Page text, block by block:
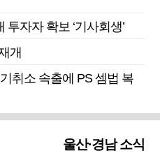
자자 확보 ‘기사회생’
개
취소 속출에 PS 셈법 복
울산·경남 소식